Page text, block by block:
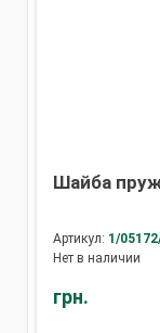
Шайба
Артикул: 1/
Нет в наличии
грн.